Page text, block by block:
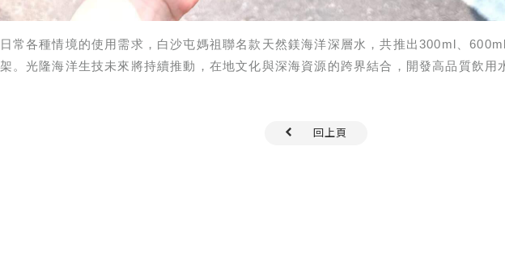
常各種情境的使用需求，白沙屯媽祖聯名款天然鎂海洋深層水，共推出300ml、
。光隆海洋生技未來將持續推動，在地文化與深海資源的跨界結合，開發高品質飲用
回上頁